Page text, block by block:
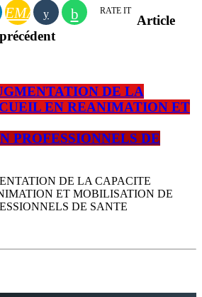
EMAIL RATE IT
Article
précédent
DE LA
EN REANIMATION ET
PROFESSIONNELS DE
DE LA CAPACITE
ET MOBILISATION DE
DE SANTE